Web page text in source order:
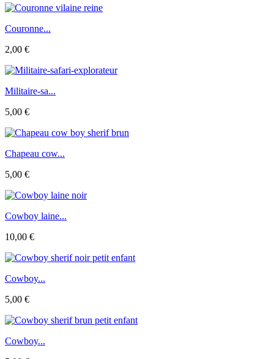
Couronne...
2,00 €
Militaire-sa...
5,00 €
Chapeau cow...
5,00 €
Cowboy laine...
10,00 €
Cowboy...
5,00 €
Cowboy...